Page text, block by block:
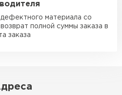
м
материала со
полной суммы заказа в
заказа